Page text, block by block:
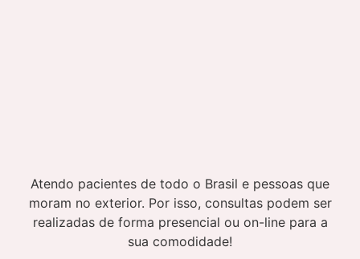
Atendo pacientes de todo o Brasil e pessoas que
moram no exterior. Por isso, consultas podem ser
realizadas de forma presencial ou on-line para a
sua comodidade!